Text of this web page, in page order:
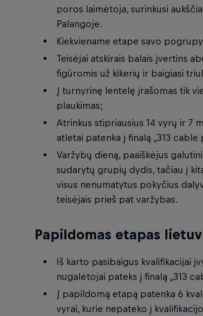
poros laimėtoja, surinkusi
Palangoje.
Kiekviename etape savo
Teisėjai atskirais balais įvertins
figūromis už kikerių ir baigiasi
Į turnyrinę lentelę įrašomas tik
plaukimas;
Atrinkus stipriausius 14 vyrų ir 7
atletai patenka į finalą „313 cable
Varžybų dieną, paaiškėjus
sudarytų grupių dydis, tačiau į
visus nenumatytus pokyčius
teisėjais prieš pat varžybas.
Papildomas etapas
Iš karto pasibaigus kvalifikacijai
nugalėtojai pateks į finalą „313
Į papildomą etapą patenka 6
vyrai, kurie nepateko į